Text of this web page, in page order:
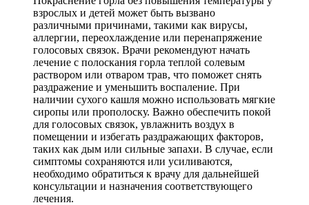
взрослых и детей может быть вызвано
различными причинами, такими как вирусы,
аллергии, переохлаждение или перенапряжение
голосовых связок. Врачи рекомендуют начать
лечение с полоскания горла теплой солевым
раствором или отваром трав, что поможет снять
раздражение и уменьшить воспаление. При
наличии сухого кашля можно использовать мягкие
сиропы или прополоску. Важно обеспечить покой
для голосовых связок, увлажнить воздух в
помещении и избегать раздражающих факторов,
таких как дым или сильные запахи. В случае, если
симптомы сохраняются или усиливаются,
необходимо обратиться к врачу для дальнейшей
консультации и назначения соответствующего
лечения.